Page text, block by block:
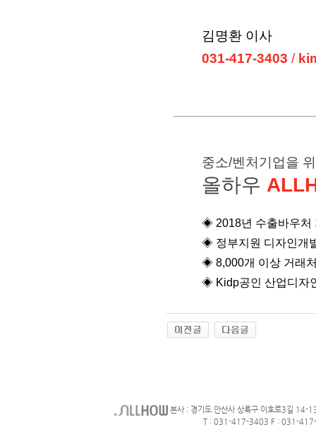
김명환 이사
031-417-3403 /
중소/벤처기업을
올하우
◈ 2018년 수출바우처
◈ 정부지원 디자인개
◈ 8,000개 이상 거래
◈ Kidp공인 산업디자
본사 : 경기도 안산사 상록구 이호로3길 14-
T : 031-417-3403 F : 031-